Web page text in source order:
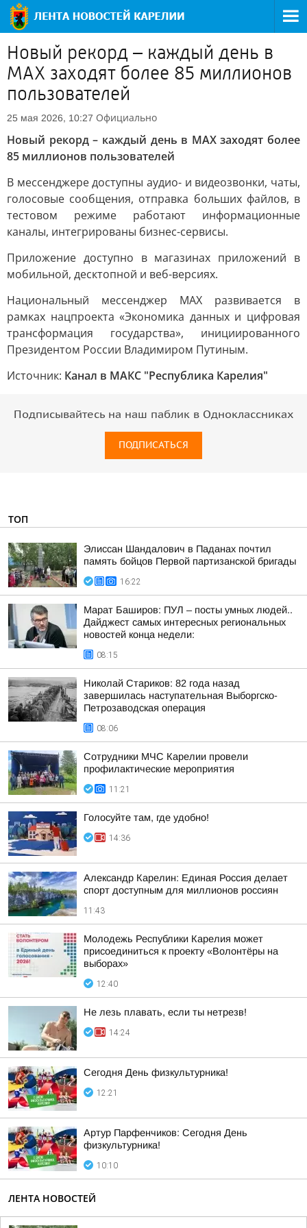
Новый рекорд – каждый день в
MAX заходят более 85 миллионов
пользователей
25 мая 2026, 10:27 Официально
Новый рекорд – каждый день в MAX заходят более
85 миллионов пользователей
В мессенджере доступны аудио- и видеозвонки, чаты,
голосовые сообщения, отправка больших файлов, в
тестовом режиме работают информационные
каналы, интегрированы бизнес-сервисы.
Приложение доступно в магазинах приложений в
мобильной, десктопной и веб-версиях.
Национальный мессенджер MAX развивается в
рамках нацпроекта «Экономика данных и цифровая
трансформация государства», инициированного
Президентом России Владимиром Путиным.
Источник: Канал в МАКС "Республика Карелия"
Подписывайтесь на наш паблик в Одноклассниках
ПОДПИСАТЬСЯ
ТОП
Элиссан Шандалович в Паданах почтил
память бойцов Первой партизанской бригады
16:22
Марат Баширов: ПУЛ – посты умных людей..
Дайджест самых интересных региональных
новостей конца недели:
08:15
Николай Стариков: 82 года назад
завершилась наступательная Выборгско-
Петрозаводская операция
08:06
Сотрудники МЧС Карелии провели
профилактические мероприятия
11:21
Голосуйте там, где удобно!
14:36
Александр Карелин: Единая Россия делает
спорт доступным для миллионов россиян
11:43
Молодежь Республики Карелия может
присоединиться к проекту «Волонтёры на
выборах»
12:40
Не лезь плавать, если ты нетрезв!
14:24
Сегодня День физкультурника!
12:21
Артур Парфенчиков: Сегодня День
физкультурника!
10:10
ЛЕНТА НОВОСТЕЙ